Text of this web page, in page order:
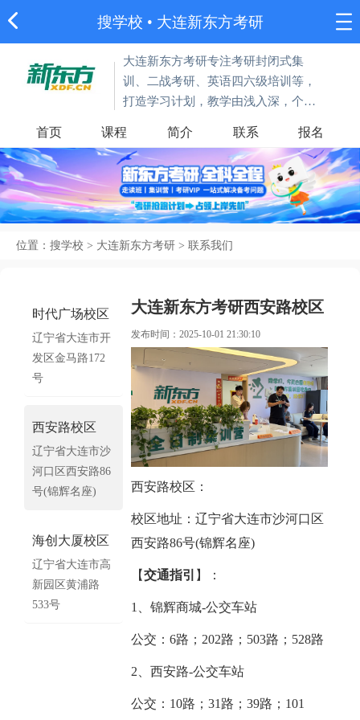
搜学校 • 大连新东方考研
大连新东方考研专注考研封闭式集
训、二战考研、英语四六级培训等，
打造学习计划，教学由浅入深，个性
全科备考解决方案。
首页 课程 简介 联系 报名
位置： 搜学校 > 大连新东方考研 > 联系我们
时代广场校区
辽宁省大连市开
发区金马路172
号
西安路校区
辽宁省大连市沙
河口区西安路86
号(锦辉名座)
海创大厦校区
辽宁省大连市高
新园区黄浦路
533号
大连新东方考研西安路校区
发布时间：2025-10-01 21:30:10
西安路校区：
校区地址：辽宁省大连市沙河口区
西安路86号(锦辉名座)
【交通指引 】：
1、锦辉商城-公交车站
公交：6路；202路；503路；528路
2、西安路-公交车站
公交：10路；31路；39路；101